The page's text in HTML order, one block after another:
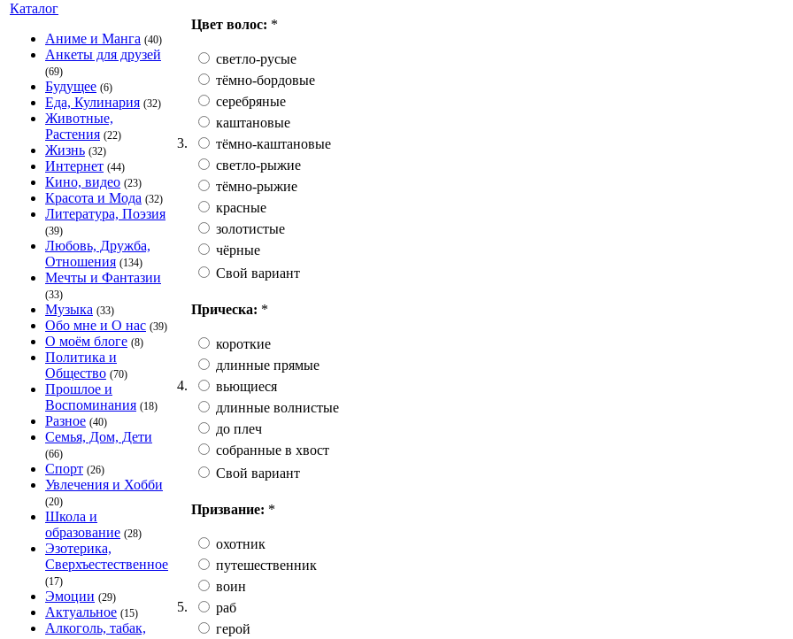
Каталог
Аниме и Манга (40)
Анкеты для друзей
(69)
Будущее (6)
Еда, Кулинария (32)
Животные,
Растения (22)
Жизнь (32)
Интернет (44)
Кино, видео (23)
Красота и Мода (32)
Литература, Поэзия
(39)
Любовь, Дружба,
Отношения (134)
Мечты и Фантазии
(33)
Музыка (33)
Обо мне и О нас (39)
О моём блоге (8)
Политика и
Общество (70)
Прошлое и
Воспоминания (18)
Разное (40)
Семья, Дом, Дети
(66)
Спорт (26)
Увлечения и Хобби
(20)
Школа и
образование (28)
Эзотерика,
Сверхъестественное
(17)
Эмоции (29)
Актуальное (15)
Алкоголь, табак,
3.
Цвет волос: *
светло-русые
тёмно-бордовые
серебряные
каштановые
тёмно-каштановые
светло-рыжие
тёмно-рыжие
красные
золотистые
чёрные
Свой вариант
4.
Прическа: *
короткие
длинные прямые
вьющиеся
длинные волнистые
до плеч
собранные в хвост
Свой вариант
5.
Призвание: *
охотник
путешественник
воин
раб
герой